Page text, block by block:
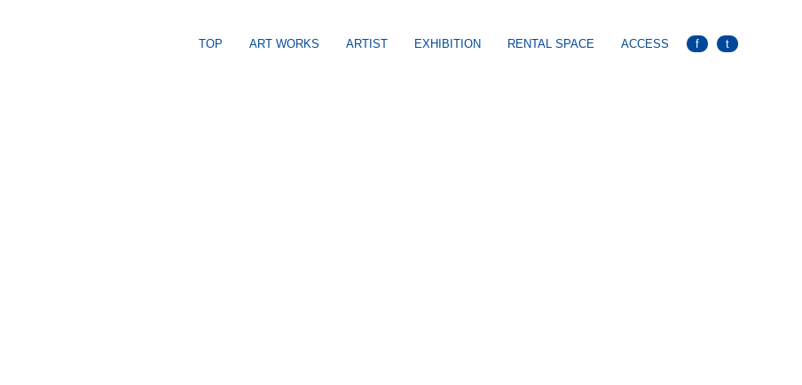
TOP ART WORKS ARTIST EXHIBITION RENTAL SPACE ACCESS f t